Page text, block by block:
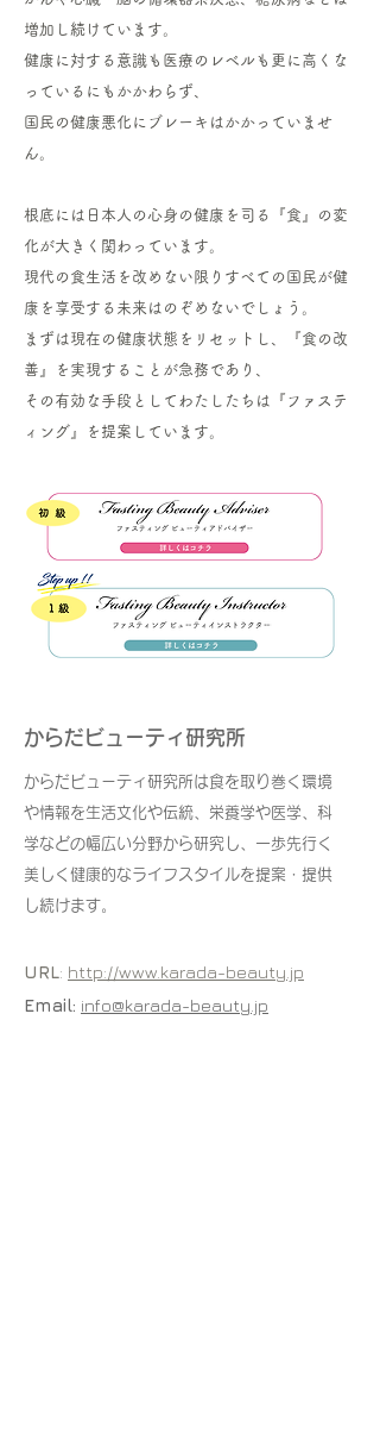
増加し続けています。
健康に対する意識も医療のレベルも更に高くな
っているにもかかわらず、
国民の健康悪化にブレーキはかかっていませ
ん。
根底には日本人の心身の健康を司る『食』の変
化が大きく関わっています。
現代の食生活を改めない限りすべての国民が健
康を享受する未来はのぞめないでしょう。
まずは現在の健康状態をリセットし、『食の改
善』を実現することが急務であり、
その有効な手段としてわたしたちは『ファステ
ィング』を提案しています。
からだビューティ研究所
からだビューティ研究所は食を取り巻く環境
や情報を生活文化や伝統、栄養学や医学、科
学などの幅広い分野から研究し、一歩先行く
美しく健康的なライフスタイルを提案・提供
し続けます。
URL: http://www.karada-beauty.jp
Email: info@karada-beauty.jp